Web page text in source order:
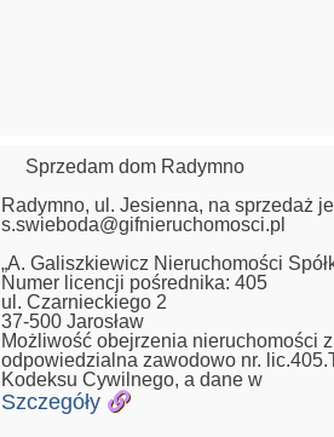
Sprzedam dom Radymno
Radymno, ul. Jesienna, na sprzedaż
s.swieboda@gifnieruchomosci.pl
„A. Galiszkiewicz Nieruchomości
Numer licencji pośrednika: 405
ul. Czarnieckiego 2
37-500 Jarosław
Możliwość obejrzenia nieruchomości
odpowiedzialna zawodowo nr.
Kodeksu Cywilnego, a dane w
Szczegóły